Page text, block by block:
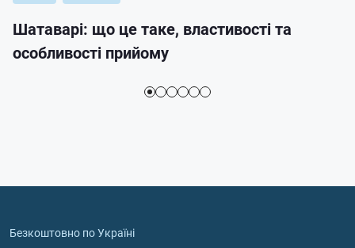
Шатаварі: що це таке, властивості та
особливості прийому
Безкоштовно по Україні